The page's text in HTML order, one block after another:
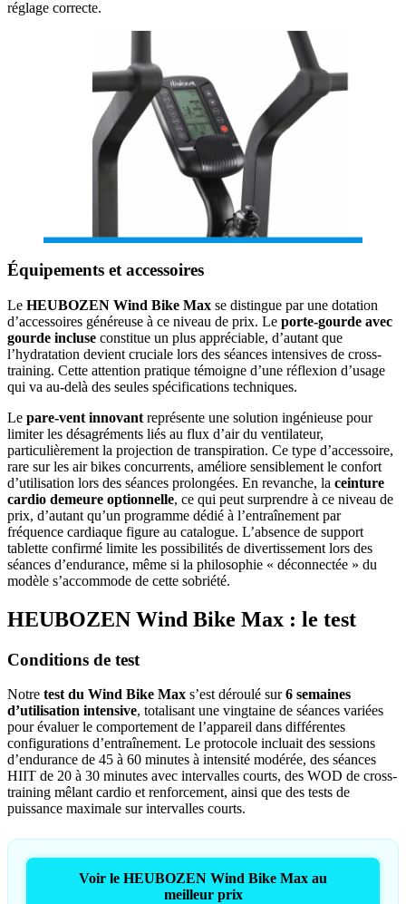
réglage correcte.
Équipements et accessoires
Le HEUBOZEN Wind Bike Max se distingue par une dotation
d’accessoires généreuse à ce niveau de prix. Le porte-gourde avec
gourde incluse constitue un plus appréciable, d’autant que
l’hydratation devient cruciale lors des séances intensives de cross-
training. Cette attention pratique témoigne d’une réflexion d’usage
qui va au-delà des seules spécifications techniques.
Le pare-vent innovant représente une solution ingénieuse pour
limiter les désagréments liés au flux d’air du ventilateur,
particulièrement la projection de transpiration. Ce type d’accessoire,
rare sur les air bikes concurrents, améliore sensiblement le confort
d’utilisation lors des séances prolongées. En revanche, la ceinture
cardio demeure optionnelle, ce qui peut surprendre à ce niveau de
prix, d’autant qu’un programme dédié à l’entraînement par
fréquence cardiaque figure au catalogue. L’absence de support
tablette confirmé limite les possibilités de divertissement lors des
séances d’endurance, même si la philosophie « déconnectée » du
modèle s’accommode de cette sobriété.
HEUBOZEN Wind Bike Max : le test
Conditions de test
Notre test du Wind Bike Max s’est déroulé sur6 semaines
d’utilisation intensive, totalisant une vingtaine de séances variées
pour évaluer le comportement de l’appareil dans différentes
configurations d’entraînement. Le protocole incluait des sessions
d’endurance de 45 à 60 minutes à intensité modérée, des séances
HIIT de 20 à 30 minutes avec intervalles courts, des WOD de cross-
training mêlant cardio et renforcement, ainsi que des tests de
puissance maximale sur intervalles courts.
Voir le HEUBOZEN Wind Bike Max au
meilleur prix